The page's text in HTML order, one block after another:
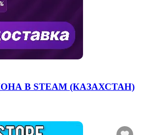
В STEAM (КАЗАХСТАН)